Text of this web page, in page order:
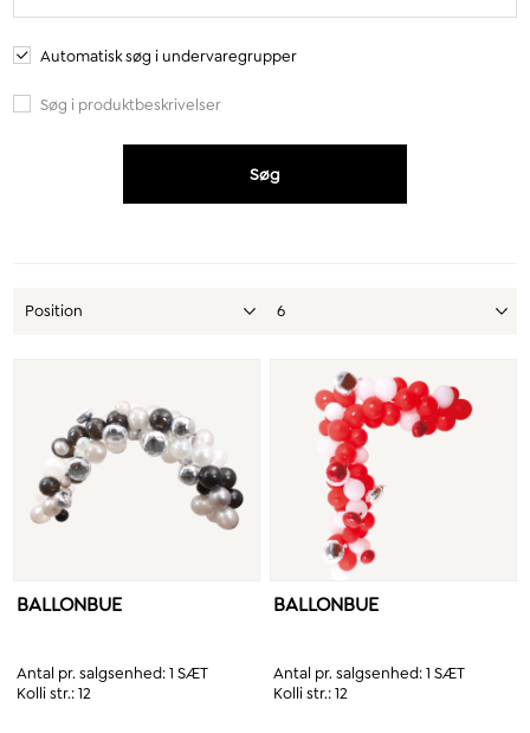
Automatisk søg i undervaregrupper
Søg i produktbeskrivelser
Søg
BALLONBUE
Antal pr. salgsenhed:1 SÆT
Kolli str.:12
BALLONBUE
Antal pr. salgsenhed:1 SÆT
Kolli str.:12